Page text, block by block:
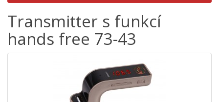
Transmitter s funkcí
hands free 73-43